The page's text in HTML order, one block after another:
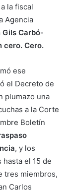
la fiscal
Agencia
Gils Carbó-
cero. Cero.
ese
el Decreto de
plumazo una
a la Corte
Boletín
, y los
el 15 de
tres miembros,
Carlos